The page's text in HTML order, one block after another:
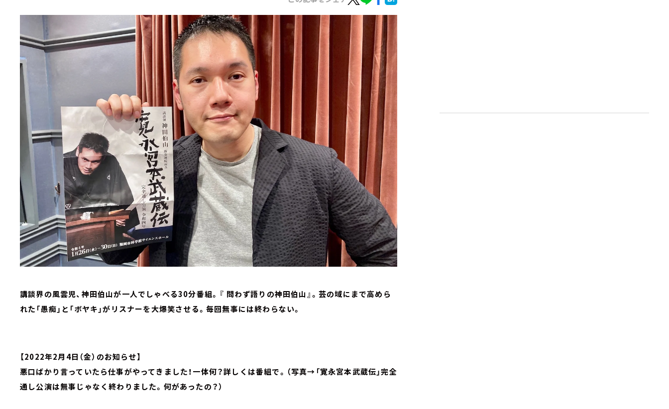
講談界の風雲児、神田伯山が一人でしゃべる30分番組。『 問わず語りの神田伯山』。芸の域にまで高めら
れた「愚痴」と「ボヤキ」がリスナーを大爆笑させる。毎回無事には終わらない。
【2022年2月4日（金）のお知らせ】
悪口ばかり言っていたら仕事がやってきました！一体何？詳しくは番組で。（写真→「寛永宮本武蔵伝」完全
通し公演は無事じゃなく終わりました。何があったの？）